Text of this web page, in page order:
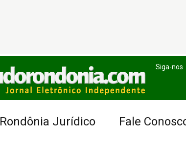
Siga-nos
Rondônia Jurídico Fale